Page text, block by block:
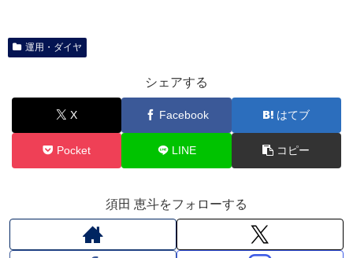
運用・ダイヤ
シェアする
X Facebook はてブ
Pocket LINE コピー
須田 恵斗をフォローする